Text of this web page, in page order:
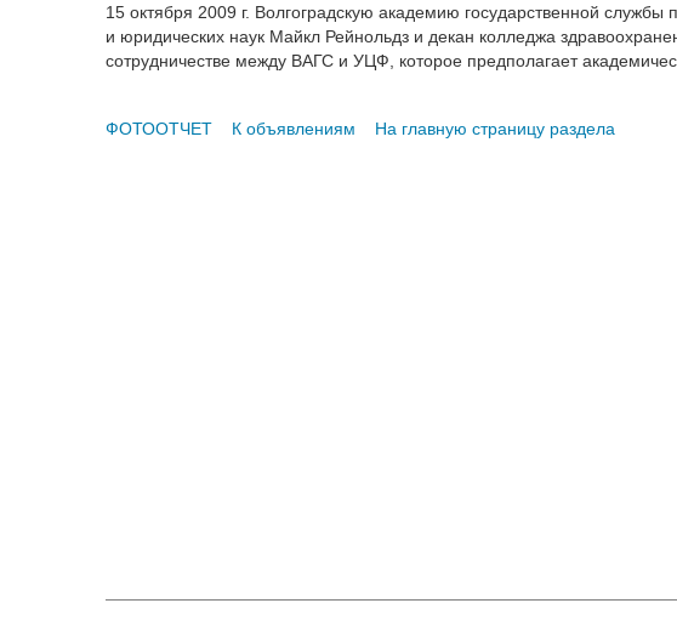
15 октября 2009 г. Волгоградскую академию государственной
и юридических наук Майкл Рейнольдз и декан колледжа
сотрудничестве между ВАГС и УЦФ, которое предполагает
ФОТООТЧЕТ К объявлениям На главную страницу раздела